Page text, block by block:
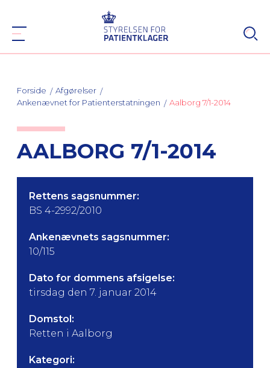
Forside
Afgørelser
Ankenævnet for Patienterstatningen
Aalborg 7/1-2014
AALBORG 7/1-2014
Rettens sagsnummer:
BS 4-2992/2010
Ankenævnets sagsnummer:
10/115
Dato for dommens afsigelse:
tirsdag den 7. januar 2014
Domstol:
Retten i Aalborg
Kategori: